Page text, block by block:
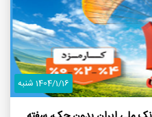
1404/1/16 شنبه